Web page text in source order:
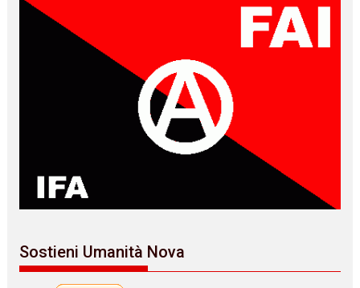
Sostieni Umanità Nova